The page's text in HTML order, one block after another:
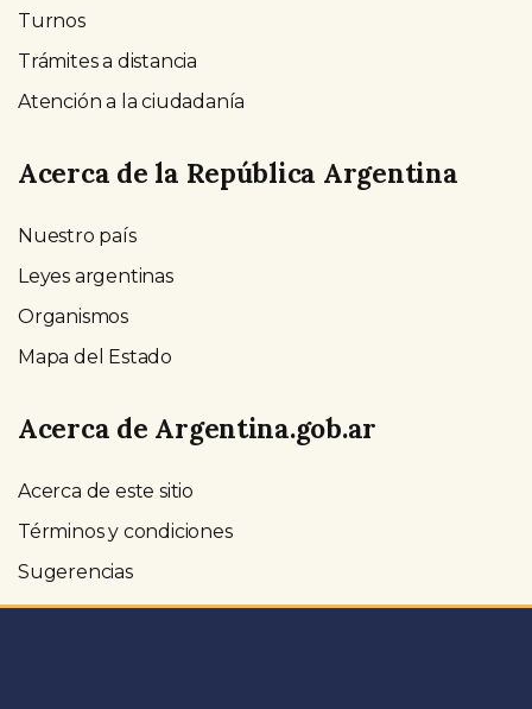
Turnos
Trámites a distancia
Atención a la ciudadanía
Acerca de la República Argentina
Nuestro país
Leyes argentinas
Organismos
Mapa del Estado
Acerca de Argentina.gob.ar
Acerca de este sitio
Términos y condiciones
Sugerencias